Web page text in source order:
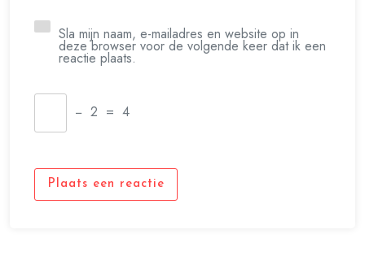
Sla mijn naam, e-mailadres en website op in
deze browser voor de volgende keer dat ik een
reactie plaats.
− 2 = 4
Plaats een reactie